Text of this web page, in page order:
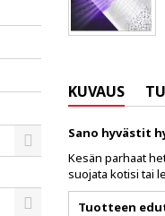
Toggle
KUVAUS
Sano hyvästit
Kesän parhaat
suojata kotisi tai
Tuotteen